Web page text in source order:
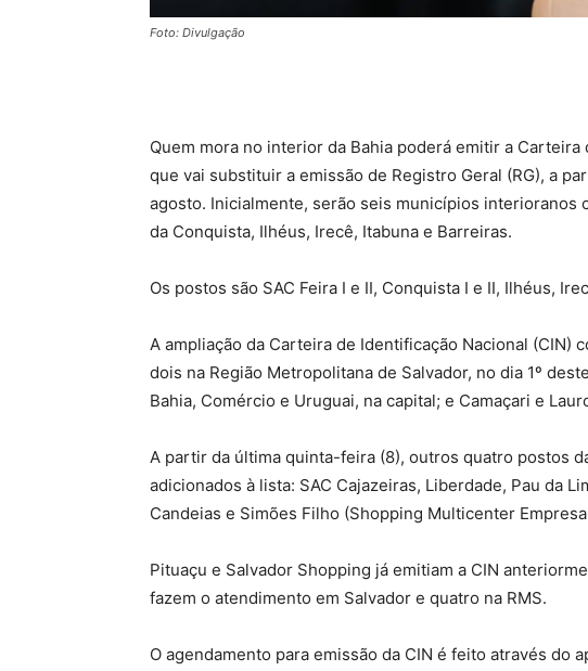
Foto: Divulgação
Quem mora no interior da Bahia poderá emitir a
que vai substituir a emissão de Registro Geral (RG), a
agosto. Inicialmente, serão seis municípios interioranos
da Conquista, Ilhéus, Irecê, Itabuna e Barreiras.
Os postos são SAC Feira I e II, Conquista I e II, Ilhéus,
A ampliação da Carteira de Identificação Nacional (CIN)
dois na Região Metropolitana de Salvador, no dia 1º
Bahia, Comércio e Uruguai, na capital; e Camaçari e
A partir da última quinta-feira (8), outros quatro postos
adicionados à lista: SAC Cajazeiras, Liberdade, Pau da
Candeias e Simões Filho (Shopping Multicenter
Pituaçu e Salvador Shopping já emitiam a CIN
fazem o atendimento em Salvador e quatro na RMS.
O agendamento para emissão da CIN é feito através do